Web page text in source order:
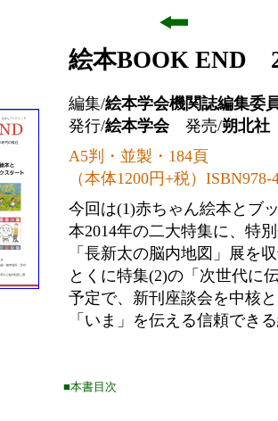
絵本BOOK END
編集/絵本学会機関誌編集委
発行/絵本学会発売/朔北社
A5判・並製・184頁
（本体1200円+税）
今回は(1)赤ちゃん絵本とブ
本2014年の二大特集に、特
「長新太の脳内地図」展を
とくに特集(2)の「次世代に
予定で、新刊座談会を中核
「いま」を伝える信頼でき
■本書目次